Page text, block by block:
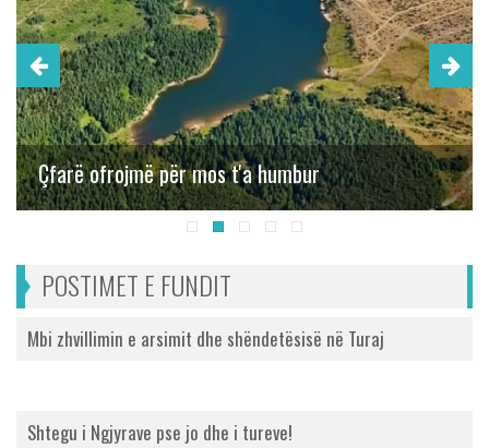
Çfarë ofrojmë për mos t'a humbur
POSTIMET E FUNDIT
Mbi zhvillimin e arsimit dhe shëndetësisë në Turaj
Shtegu i Ngjyrave pse jo dhe i tureve!